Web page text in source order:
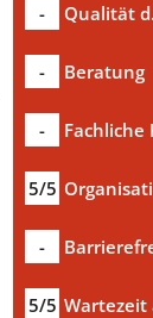
- Qualität
- Beratung
- Fachliche
5/5
-
5/5 Wartezeit